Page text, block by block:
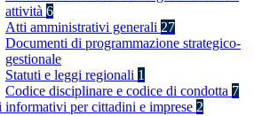
attività 6
Atti amministrativi generali 27
Documenti di programmazione strategico-
gestionale
Statuti e leggi regionali 1
Codice disciplinare e codice di condotta 7
informativi per cittadini e imprese 2